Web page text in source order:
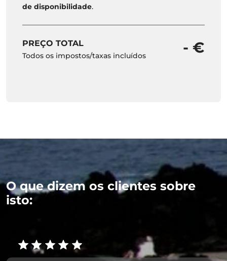
de disponibilidade.
PREÇO TOTAL
Todos os impostos/taxas incluídos - €
O que dizem os clientes sobre
isto: